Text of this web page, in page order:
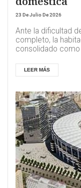
23 De Julio De 2026
Ante la dificultad
completo, la
consolidado como
LEER MÁS